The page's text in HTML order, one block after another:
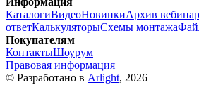
КаталогиВидеоНовинкиАрхив
ответКалькуляторыСхемы монтажа
Покупателям
КонтактыШоурум
Правовая информация
© Разработано в Arlight, 2026